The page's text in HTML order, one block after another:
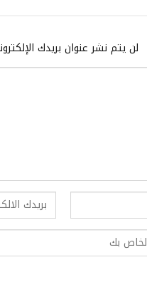
لن يتم نشر عنوان بريدك